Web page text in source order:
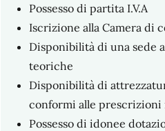
Possesso di partita I.V.A
Iscrizione alla Camera di
Disponibilità di una sede
teoriche
Disponibilità di
conformi alle
Possesso di idonee